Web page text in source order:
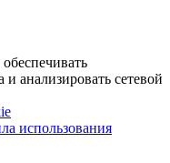
анализировать сетевой
использования